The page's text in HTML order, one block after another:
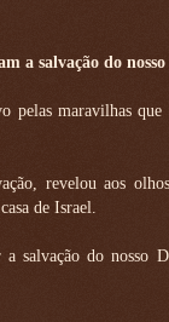
a salvação do nosso
pelas maravilhas
revelou aos
de Israel.
salvação do nosso